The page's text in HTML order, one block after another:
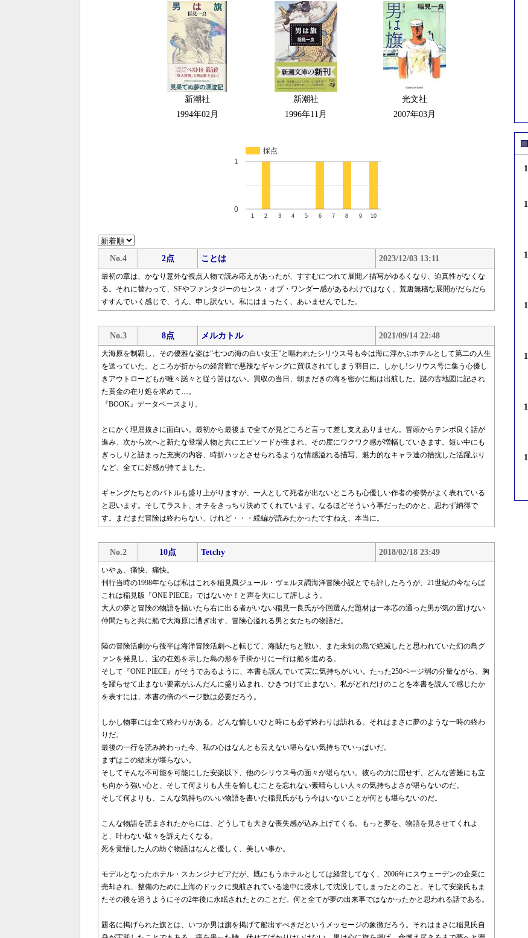
新潮社
1994年02月
新潮社
1996年11月
光文社
2007年03月
採点
1 2 3 4 5 6 7 8 9 10
0
1
No.4 2点 ことは 2023/12/03 13:11
最初の章は、かなり意外な視点人物で読み応えがあったが、すすむにつれて展開／描写がゆるくなり、迫真性がなくな
る。それに替わって、SFやファンタジーのセンス・オブ・ワンダー感があるわけではなく、荒唐無稽な展開がだらだら
すすんでいく感じで、うん、申し訳ない。私にはまったく、あいませんでした。
No.3 8点 メルカトル 2021/09/14 22:48
大海原を制覇し、その優雅な姿は“七つの海の白い女王”と嘔われたシリウス号も今は海に浮かぶホテルとして第二の人生
を送っていた。ところが折からの経営難で悪辣なギャングに買収されてしまう羽目に。しかし!シリウス号に集う心優し
きアウトローどもが唯々諾々と従う筈はない。買収の当日、朝まだきの海を密かに船は出航した。謎の古地図に記され
た黄金の在り処を求めて…。
『BOOK』データベースより。
とにかく理屈抜きに面白い。最初から最後まで全てが見どころと言って差し支えありません。冒頭からテンポ良く話が
進み、次から次へと新たな登場人物と共にエピソードが生まれ、その度にワクワク感が増幅していきます。短い中にも
ぎっしりと詰まった充実の内容、時折ハッとさせられるような情感溢れる描写、魅力的なキャラ達の拮抗した活躍ぶり
など、全てに好感が持てました。
ギャングたちとのバトルも盛り上がりますが、一人として死者が出ないところも心優しい作者の姿勢がよく表れている
と思います。そしてラスト、オチをきっちり決めてくれています。なるほどそういう事だったのかと、思わず納得で
す。まだまだ冒険は終わらない、けれど・・・続編が読みたかったですねえ、本当に。
No.2 10点 Tetchy 2018/02/18 23:49
いやぁ、痛快、痛快。
刊行当時の1998年ならば私はこれを稲見風ジュール・ヴェルヌ調海洋冒険小説とでも評したろうが、21世紀の今ならば
これは稲見版『ONE PIECE』ではないか！と声を大にして評しよう。
大人の夢と冒険の物語を描いたら右に出る者がいない稲見一良氏が今回選んだ題材は一本芯の通った男が気の置けない
仲間たちと共に船で大海原に漕ぎ出す、冒険心溢れる男と女たちの物語だ。
陸の冒険活劇から後半は海洋冒険活劇へと転じて、海賊たちと戦い、また未知の島で絶滅したと思われていた幻の鳥グ
ァンを発見し、宝の在処を示した島の形を手掛かりに一行は船を進める。
そして『ONE PIECE』がそうであるように、本書も読んでいて実に気持ちがいい。たった250ページ弱の分量ながら、胸
を躍らせて止まない要素がふんだんに盛り込まれ、ひきつけて止まない。私がどれだけのことを本書を読んで感じたか
を表すには、本書の倍のページ数は必要だろう。
しかし物事には全て終わりがある。どんな愉しいひと時にも必ず終わりは訪れる。それはまさに夢のような一時の終わ
りだ。
最後の一行を読み終わった今、私の心はなんとも云えない堪らない気持ちでいっぱいだ。
まずはこの結末が堪らない。
そしてそんな不可能を可能にした安楽以下、他のシリウス号の面々が堪らない。彼らの力に屈せず、どんな苦難にも立
ち向かう強い心と、そして何よりも人生を愉しむことを忘れない素晴らしい人々の気持ちよさが堪らないのだ。
そして何よりも、こんな気持ちのいい物語を書いた稲見氏がもう今はいないことが何とも堪らないのだ。
こんな物語を読まされたからには、どうしても大きな喪失感が込み上げてくる。もっと夢を、物語を見させてくれよ
と、叶わない駄々を訴えたくなる。
死を覚悟した人の紡ぐ物語はなんと優しく、美しい事か。
モデルとなったホテル・スカンジナビアだが、既にもうホテルとしては経営してなく、2006年にスウェーデンの企業に
売却され、整備のために上海のドックに曳航されている途中に浸水して沈没してしまったとのこと。そして安楽氏もま
たその後を追うようにその2年後に永眠されたとのことだ。何と全てが夢の出来事ではなかったかと思われる話である。
題名に掲げられた旗とは、いつか男は旗を掲げて船出すべきだというメッセージの象徴だろう。それはまさに稲見氏自